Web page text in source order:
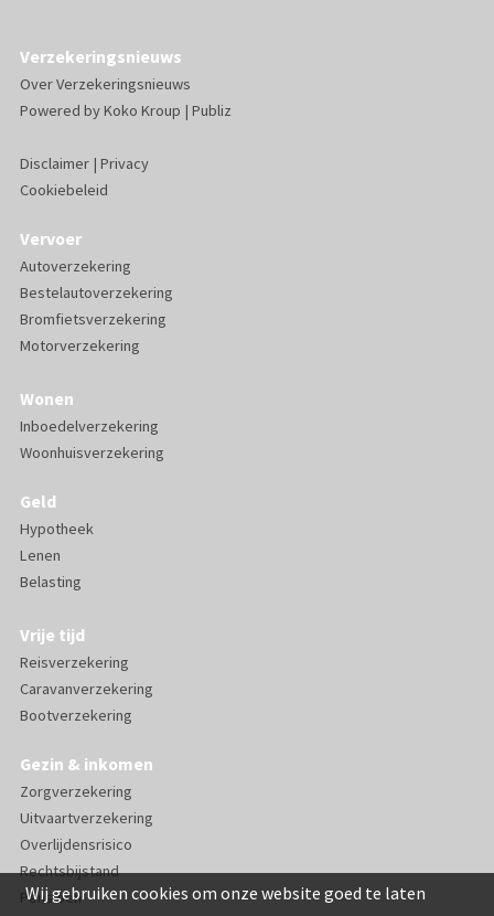
Wij gebruiken cookies om onze website goed te laten
Verzekeringsnieuws
Over Verzekeringsnieuws
Powered byKoko Kroup | Publiz
Disclaimer| Privacy
Cookiebeleid
Vervoer
Autoverzekering
Bestelautoverzekering
Bromfietsverzekering
Motorverzekering
Wonen
Inboedelverzekering
Woonhuisverzekering
Geld
Hypotheek
Lenen
Belasting
Vrije tijd
Reisverzekering
Caravanverzekering
Bootverzekering
Gezin & inkomen
Zorgverzekering
Uitvaartverzekering
Overlijdensrisico
Rechtsbijstand
Pensioen